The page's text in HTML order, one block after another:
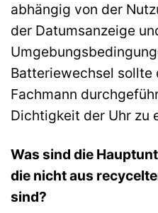
abhängig von der
der Datumsanzeige
Batteriewechsel sollte
Fachmann
Dichtigkeit der Uhr zu
Was sind die
die nicht aus
sind?